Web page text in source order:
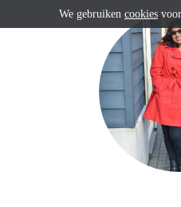
We gebruiken cookies